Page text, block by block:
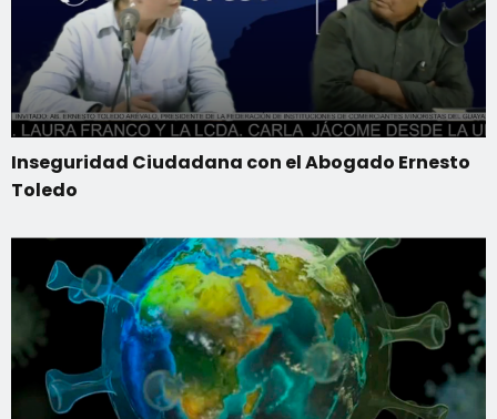
Inseguridad Ciudadana con el Abogado Ernesto
Toledo